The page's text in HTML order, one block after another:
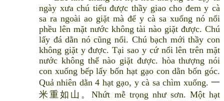
ngày xưa chú tiểu được thầy giao cho đem y cà
sa ra ngoài ao giặt mà để y cà sa xuống nó nổi
phều lên mặt nước không tài nào giặt được. Chú
lấy đá dằn nó cũng nổi. Chú bạch mới thầy con
không giặt y được. Tại sao y cứ nổi lên trên mặt
nước không thể nào giặt được. hòa thượng nói
con xuống bếp lấy bốn hạt gạo con dằn bốn góc.
Quả nhiên dằn 4 hạt gạo, y cà sa chìm xuống. 一
米重如山。Nhứt mễ trọng như sơn. Một hạt